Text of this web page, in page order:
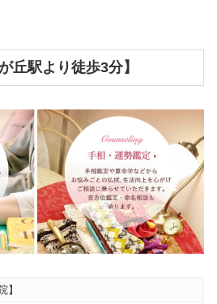
丘駅より徒歩3分】
】